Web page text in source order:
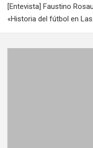
[Entevista] Faustino
«Historia del fútbol en